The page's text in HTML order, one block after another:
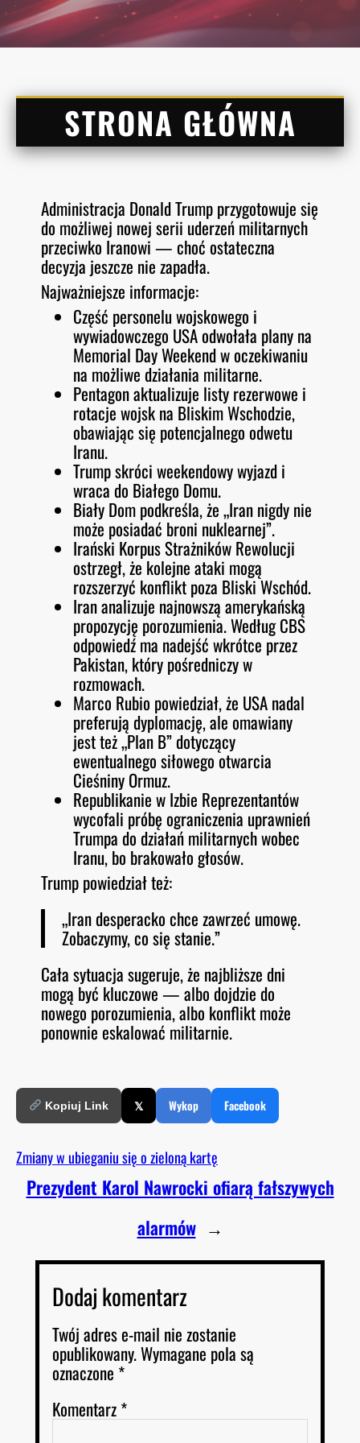
STRONA GŁÓWNA
Administracja Donald Trump przygotowuje się
do możliwej nowej serii uderzeń militarnych
przeciwko Iranowi — choć ostateczna
decyzja jeszcze nie zapadła.
Najważniejsze informacje:
Część personelu wojskowego i
wywiadowczego USA odwołała plany na
Memorial Day Weekend w oczekiwaniu
na możliwe działania militarne.
Pentagon aktualizuje listy rezerwowe i
rotacje wojsk na Bliskim Wschodzie,
obawiając się potencjalnego odwetu
Iranu.
Trump skróci weekendowy wyjazd i
wraca do Białego Domu.
Biały Dom podkreśla, że „Iran nigdy nie
może posiadać broni nuklearnej”.
Irański Korpus Strażników Rewolucji
ostrzegł, że kolejne ataki mogą
rozszerzyć konflikt poza Bliski Wschód.
Iran analizuje najnowszą amerykańską
propozycję porozumienia. Według CBS
odpowiedź ma nadejść wkrótce przez
Pakistan, który pośredniczy w
rozmowach.
Marco Rubio powiedział, że USA nadal
preferują dyplomację, ale omawiany
jest też „Plan B” dotyczący
ewentualnego siłowego otwarcia
Cieśniny Ormuz.
Republikanie w Izbie Reprezentantów
wycofali próbę ograniczenia uprawnień
Trumpa do działań militarnych wobec
Iranu, bo brakowało głosów.
Trump powiedział też:
„Iran desperacko chce zawrzeć umowę.
Zobaczymy, co się stanie.”
Cała sytuacja sugeruje, że najbliższe dni
mogą być kluczowe — albo dojdzie do
nowego porozumienia, albo konflikt może
ponownie eskalować militarnie.
Kopiuj Link 𝕏 Wykop Facebook
Zmiany w ubieganiu się o zieloną kartę
Prezydent Karol Nawrocki ofiarą fałszywych
alarmów →
Dodaj komentarz
Twój adres e-mail nie zostanie
opublikowany.Wymagane pola są
oznaczone *
Komentarz*